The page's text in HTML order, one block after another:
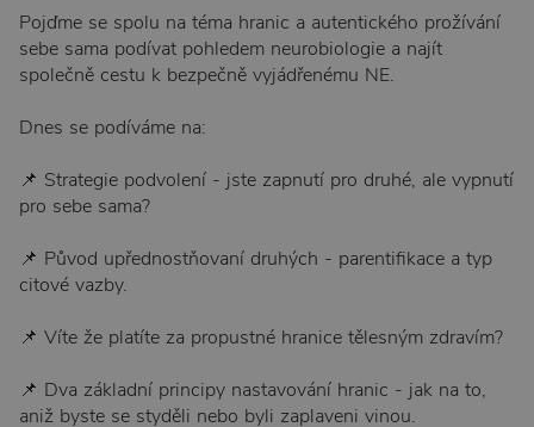
Pojďme se spolu na téma hranic a autentického prožívání
sebe sama podívat pohledem neurobiologie a najít
společně cestu k bezpečně vyjádřenému NE.
Dnes se podíváme na:
📌 Strategie podvolení - jste zapnutí pro druhé, ale vypnutí
pro sebe sama?
📌 Původ upřednostňovaní druhých - parentifikace a typ
citové vazby.
📌 Víte že platíte za propustné hranice tělesným zdravím?
📌 Dva základní principy nastavování hranic - jak na to,
aniž byste se styděli nebo byli zaplaveni vinou.